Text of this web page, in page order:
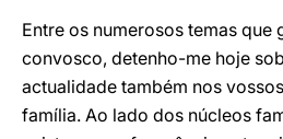
Entre os numerosos temas que
convosco, detenho-me hoje
actualidade também nos
família. Ao lado dos núcleos